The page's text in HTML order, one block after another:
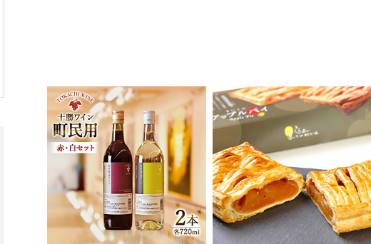
スポーツ・アウトドア 雑貨・日用品
時計 ファッション
南陽市 三川町
鹿沼市
愛知県
大府市 春日井市 名古屋市
岐阜県 関市 山県市
三重県 多気町 南伊勢町
石川県 津幡町